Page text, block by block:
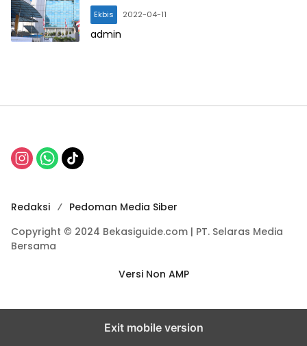
Ekbis 2022-04-11
admin
Redaksi
Pedoman Media Siber
Copyright © 2024 Bekasiguide.com | PT. Selaras Media
Bersama
Versi Non AMP
Exit mobile version